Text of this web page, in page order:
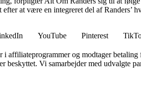
at være en integreret del af Randers’
YouTube Pinterest
affiliateprogrammer og modtager
beskyttet. Vi samarbejder med udvalgte